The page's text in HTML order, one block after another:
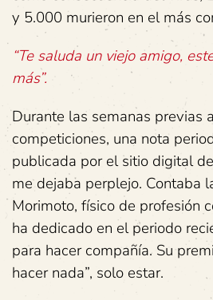
y 5.000 murieron en el más
“Te saluda un viejo amigo,
más”.
Durante las semanas previas
competiciones, una nota
publicada por el sitio digital
me dejaba perplejo. Contaba
Morimoto, físico de profesión
ha dedicado en el periodo
para hacer compañía. Su
hacer nada”, solo estar.